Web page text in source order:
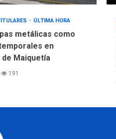
ÚLTIMA HORA
metálicas como
en
Maiquetía
191